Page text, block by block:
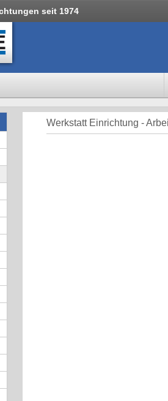
seit 1974
Werkstatt Einrichtung -